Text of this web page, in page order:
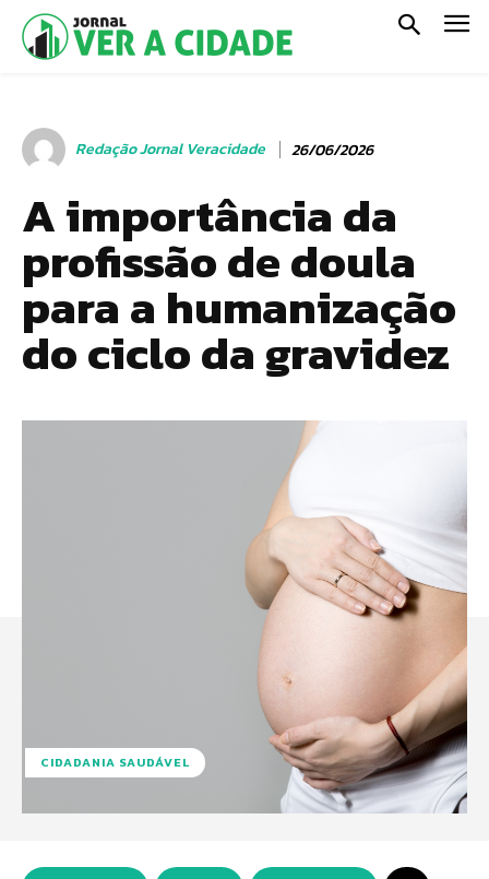
Redação Jornal Veracidade 26/06/2026
A importância da
profissão de doula
para a humanização
do ciclo da gravidez
CIDADANIA SAUDÁVEL